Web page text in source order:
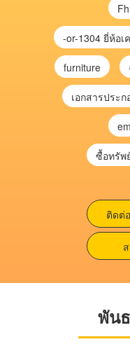
furniture
ติดต่
พัน